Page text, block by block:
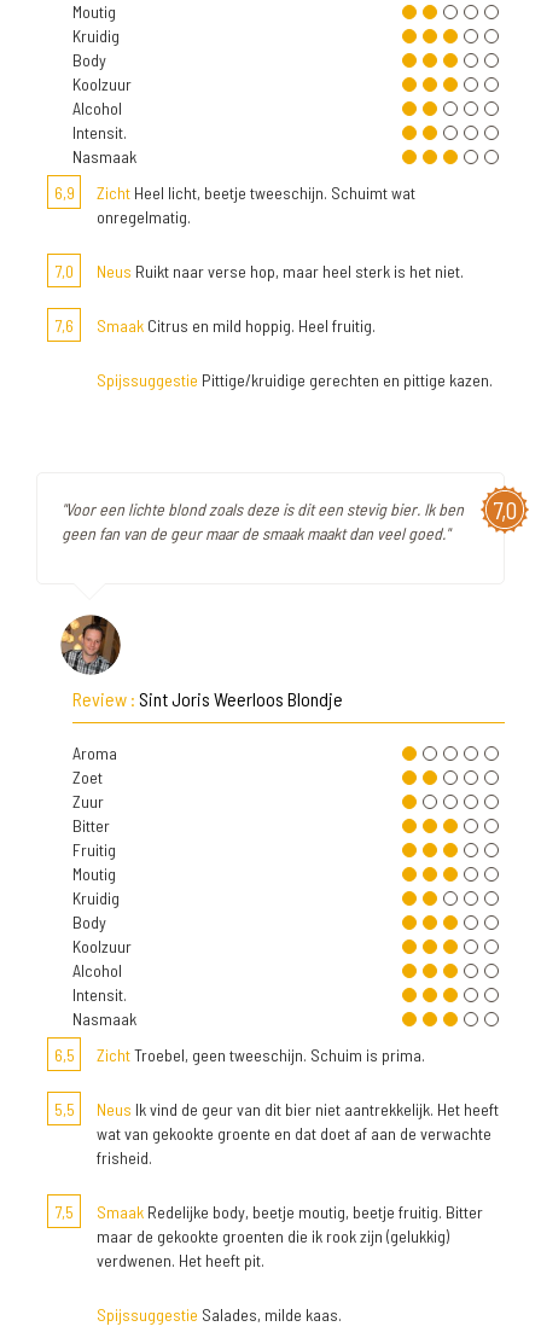
Moutig
Kruidig
Body
Koolzuur
Alcohol
Intensit.
Nasmaak
6,9
Zicht Heel licht, beetje tweeschijn. Schuimt wat
onregelmatig.
7,0 Neus Ruikt naar verse hop, maar heel sterk is het niet.
7,6 Smaak Citrus en mild hoppig. Heel fruitig.
Spijssuggestie Pittige/kruidige gerechten en pittige kazen.
7,0
"Voor een lichte blond zoals deze is dit een stevig bier. Ik ben
geen fan van de geur maar de smaak maakt dan veel goed."
Review : Sint Joris Weerloos Blondje
Aroma
Zoet
Zuur
Bitter
Fruitig
Moutig
Kruidig
Body
Koolzuur
Alcohol
Intensit.
Nasmaak
6,5
ZichtTroebel, geen tweeschijn. Schuim is prima.
5,5 Neus Ik vind de geur van dit bier niet aantrekkelijk. Het heeft
wat van gekookte groente en dat doet af aan de verwachte
frisheid.
7,5 Smaak Redelijke body, beetje moutig, beetje fruitig. Bitter
maar de gekookte groenten die ik rook zijn (gelukkig)
verdwenen. Het heeft pit.
Spijssuggestie Salades, milde kaas.